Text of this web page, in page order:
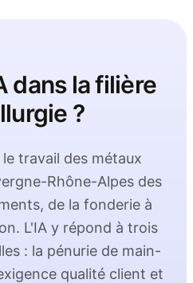
dans la filière
?
travail des métaux
Rhône-Alpes des
de la fonderie à
L'IA y répond à trois
: la pénurie de main-
qualité client et